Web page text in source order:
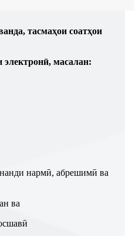
тасмаҳои соатҳои
электронӣ, масалан:
нармӣ, абрешимӣ ва
ва